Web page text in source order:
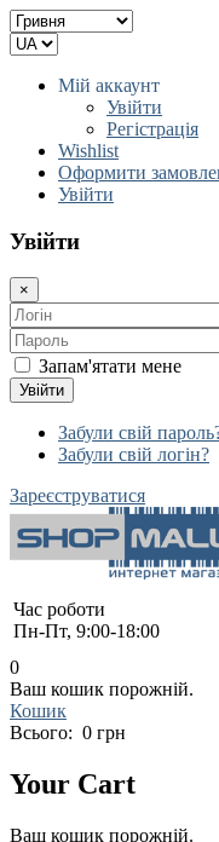
Мій аккаунт
Увійти
Регістрація
Wishlist
Оформити
Увійти
Увійти
×
Запам'ятати мене
Увійти
Забули свій
Забули свій логін?
Зареєструватися
Час роботи
Пн-Пт, 9:00-18:00
0
Ваш кошик порожній.
Кошик
Всього: 0 грн
Your Cart
Ваш кошик порожній.